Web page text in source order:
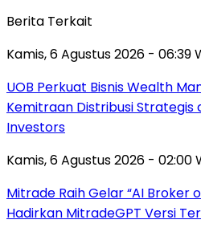
Berita Terkait
Kamis, 6 Agustus 2026 - 06:39
UOB Perkuat Bisnis Wealth
Kemitraan Distribusi Strategis
Investors
Kamis, 6 Agustus 2026 - 02:00
Mitrade Raih Gelar “AI Broker
Hadirkan MitradeGPT Versi